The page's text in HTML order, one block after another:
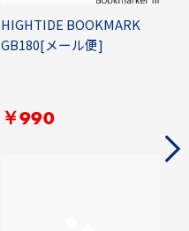
HIGHTIDE BOOKMARK
GB180[メール便]
￥990